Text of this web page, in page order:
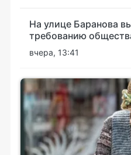
На улице Баранова
требованию
вчера, 13:41